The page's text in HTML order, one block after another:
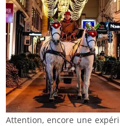
Attention, encore une